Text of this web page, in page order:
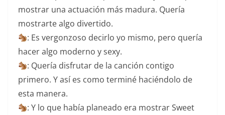
mostrar una actuación más madura. Quería
mostrarte algo divertido.
: Es vergonzoso decirlo yo mismo, pero quería
hacer algo moderno y sexy.
: Quería disfrutar de la canción contigo
primero. Y así es como terminé haciéndolo de
esta manera.
: Y lo que había planeado era mostrar Sweet